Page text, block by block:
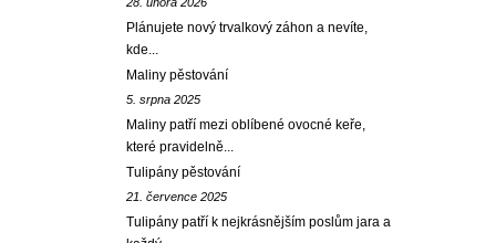
Plánujete nový trvalkový záhon a nevíte,
kde...
Maliny pěstování
5. srpna 2025
Maliny patří mezi oblíbené ovocné keře,
které pravidelně...
Tulipány pěstování
21. července 2025
Tulipány patří k nejkrásnějším poslům jara a